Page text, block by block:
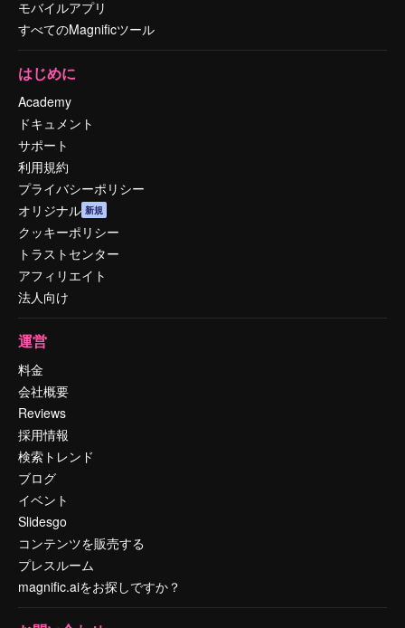
モバイルアプリ
すべてのMagnificツール
はじめに
Academy
ドキュメント
サポート
利用規約
プライバシーポリシー
オリジナル 新規
クッキーポリシー
トラストセンター
アフィリエイト
法人向け
運営
料金
会社概要
Reviews
採用情報
検索トレンド
ブログ
イベント
Slidesgo
コンテンツを販売する
プレスルーム
magnific.aiをお探しですか？